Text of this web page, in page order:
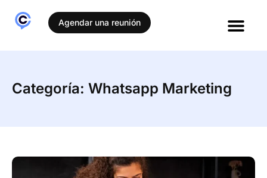
Agendar una reunión
Categoría: Whatsapp Marketing